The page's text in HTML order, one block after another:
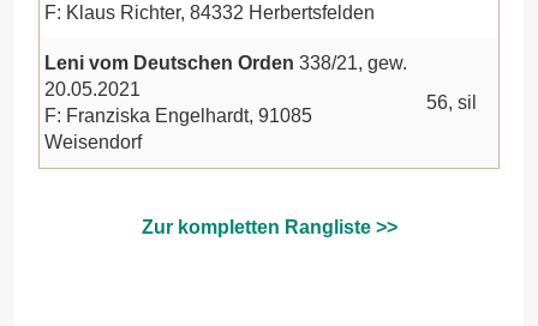
F: Klaus Richter, 84332 Herbertsfelden
Leni vom Deutschen Orden 338/21, gew.
20.05.2021
F: Franziska Engelhardt, 91085
Weisendorf
56, sil
Zur kompletten Rangliste >>